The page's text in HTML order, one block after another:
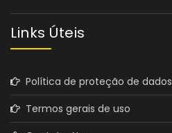
Links Úteis
Política de proteção de dados
Termos gerais de uso